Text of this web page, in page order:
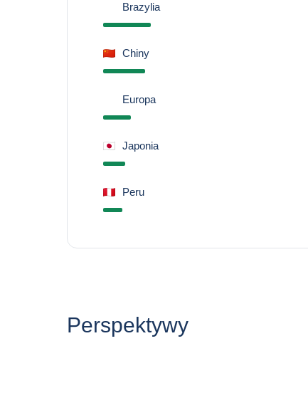
Brazylia
Chiny
Europa
Japonia
Peru
Perspektywy